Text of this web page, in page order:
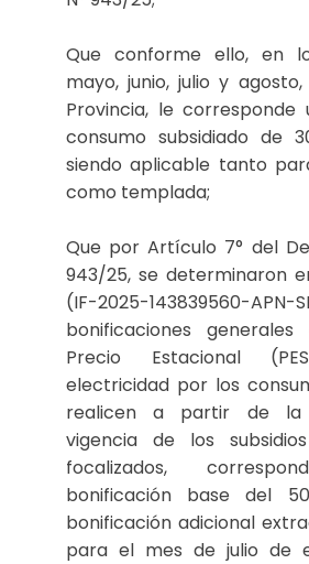
Que conforme ello, en
mayo, junio, julio y
Provincia, le corresponde
consumo subsidiado de
siendo aplicable tanto
como templada;
Que por Artículo 7° del
943/25, se determinaron
(IF-2025-143839560-APN-
bonificaciones
Precio Estacional
electricidad por los
realicen a partir de la
vigencia de los
focalizados,
bonificación base del
bonificación adicional
para el mes de julio de